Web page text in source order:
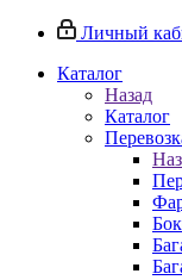
Личный
Каталог
Назад
Каталог